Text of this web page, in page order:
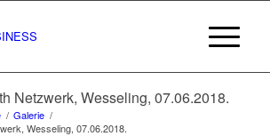
Netzwerk, Wesseling, 07.06.2018.
/ Galerie /
Wesseling, 07.06.2018.